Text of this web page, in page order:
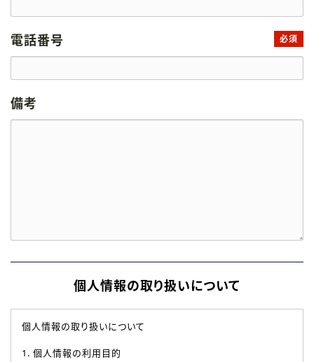
電話番号 必須
備考
個人情報の取り扱いについて
個人情報の取り扱いについて
1. 個人情報の利用目的